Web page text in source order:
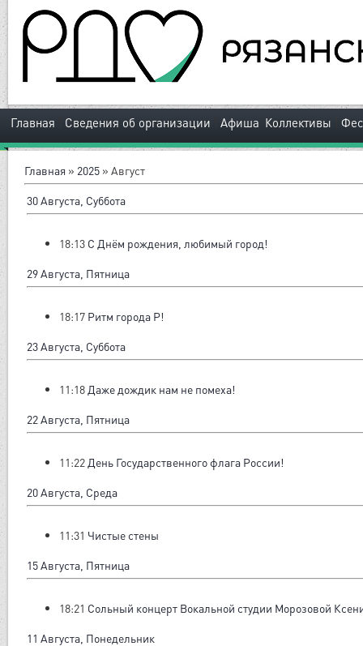
Главная Сведения об организации Афиша Коллективы
Главная » 2025 » Август
30 Августа, Суббота
18:13 С Днём рождения, любимый город!
29 Августа, Пятница
18:17 Ритм города Р!
23 Августа, Суббота
11:18 Даже дождик нам не помеха!
22 Августа, Пятница
11:22 День Государственного флага России!
20 Августа, Среда
11:31 Чистые стены
15 Августа, Пятница
18:21 Сольный концерт Вокальной студии Морозовой
11 Августа, Понедельник